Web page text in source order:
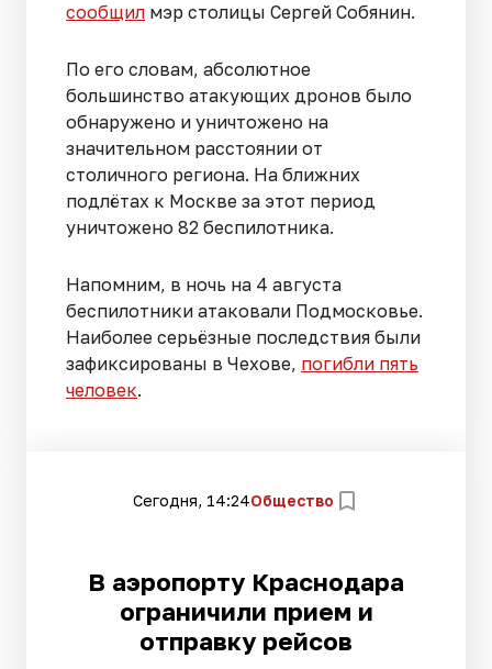
сообщил мэр столицы Сергей Собянин.
По его словам, абсолютное
большинство атакующих дронов было
обнаружено и уничтожено на
значительном расстоянии от
столичного региона. На ближних
подлётах к Москве за этот период
уничтожено 82 беспилотника.
Напомним, в ночь на 4 августа
беспилотники атаковали Подмосковье.
Наиболее серьёзные последствия были
зафиксированы в Чехове, погибли пять
человек.
Сегодня, 14:24Общество
В аэропорту Краснодара
ограничили прием и
отправку рейсов